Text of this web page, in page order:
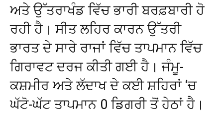
ਅਤੇ ਉੱਤਰਾਖੰਡ ਵਿੱਚ ਭਾਰੀ ਬਰਫ਼ਬਾਰੀ ਹੋ
ਰਹੀ ਹੈ। ਸੀਤ ਲਹਿਰ ਕਾਰਨ ਉੱਤਰੀ
ਭਾਰਤ ਦੇ ਸਾਰੇ ਰਾਜਾਂ ਵਿੱਚ ਤਾਪਮਾਨ ਵਿੱਚ
ਗਿਰਾਵਟ ਦਰਜ ਕੀਤੀ ਗਈ ਹੈ। ਜੰਮੂ-
ਕਸ਼ਮੀਰ ਅਤੇ ਲੱਦਾਖ ਦੇ ਕਈ ਸ਼ਹਿਰਾਂ ‘ਚ
ਘੱਟੋ-ਘੱਟ ਤਾਪਮਾਨ 0 ਡਿਗਰੀ ਤੋਂ ਹੇਠਾਂ ਹੈ।